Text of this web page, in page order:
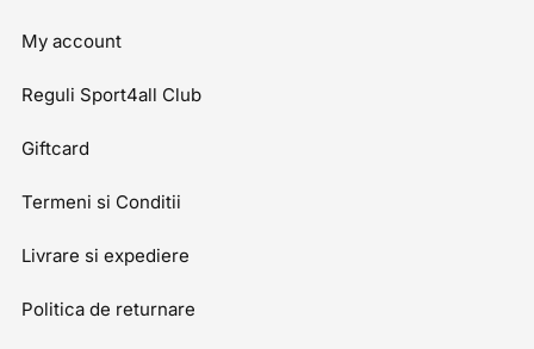
My account
Reguli Sport4all Club
Giftcard
Termeni si Conditii
Livrare si expediere
Politica de returnare